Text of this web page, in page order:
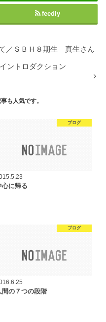
feedly
／ＳＢＨ８期生 真生さん
ントロダクション
も人気です。
ブログ
心に帰る
ブログ
間の７つの段階